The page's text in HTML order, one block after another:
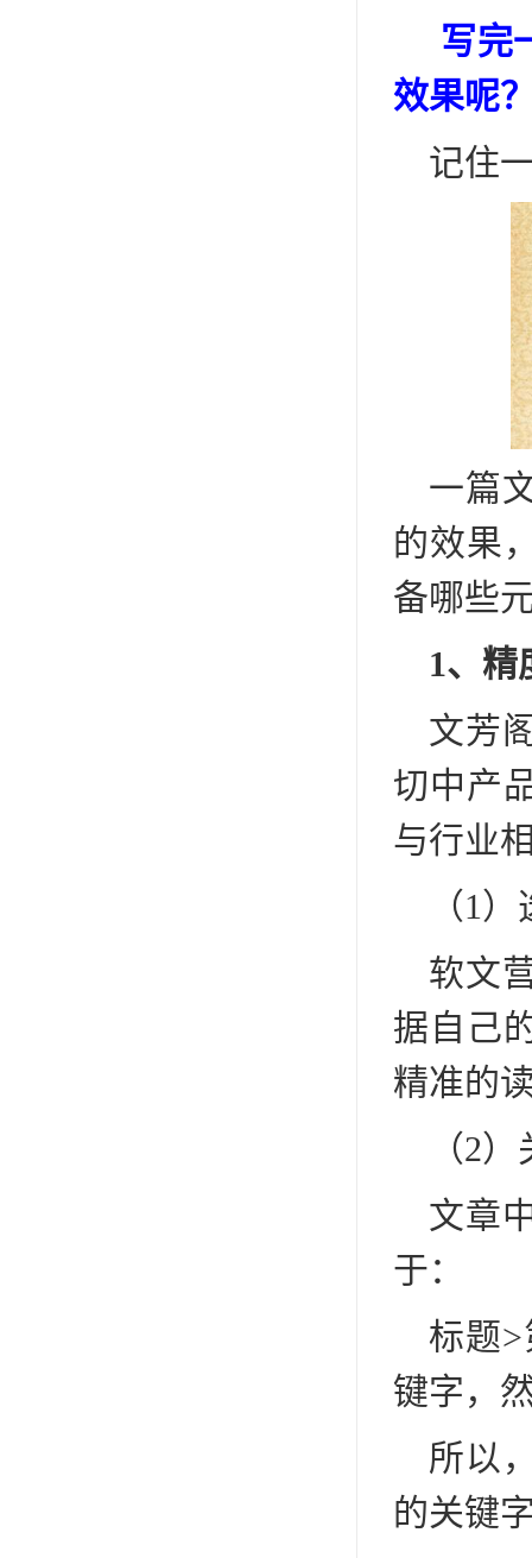
写完
效果呢
记住
一篇
的效果
备哪些
1、精
文芳
切中产
与行业
（1
软文
据自己
精准的
（2
文章
于：
标题
键字，
所以
的关键